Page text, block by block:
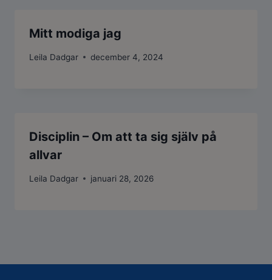
Mitt modiga jag
Leila Dadgar december 4, 2024
Disciplin – Om att ta sig själv på
allvar
Leila Dadgar januari 28, 2026